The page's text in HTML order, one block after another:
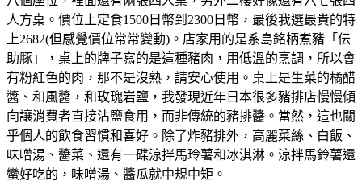
人方桌。價位上定食1500日幣到2300日幣，最後我選最貴的特
上2682(但感覺價位常常變動)。店家用的是系島銘柄煮豬「伝
助豚」，桌上的牌子寫的是這種豬肉，用低溫的烹調，所以會
有粉紅色的肉，那不是沒熟，請安心使用。桌上是生菜的橘醋
醬、和風醬，和玫瑰岩鹽，我發現近年日本很多豬排店慢慢傾
向讓消費者直接沾鹽食用，而非傳統的豬排醬。當然，這也關
乎個人的飲食習慣和喜好。除了炸豬排外，高麗菜絲、白飯、
味噌湯、醬菜、還有一碟涼拌馬玲薯和冰淇淋。涼拌馬鈴薯還
蠻好吃的，味噌湯、醬瓜就中規中矩。